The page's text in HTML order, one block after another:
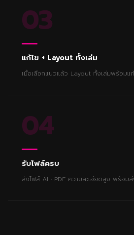
03
แก้ไข + Layout ทั้งเล่ม
เมื่อเลือกแนวแล้ว Layout ทั้งเล่มพร้อมแ
04
รับไฟล์ครบ
ส่งไฟล์ AI · PDF ความละเอียดสูง พร้อม